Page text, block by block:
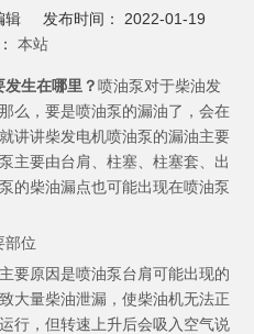
辑 发布时间： 2022-01-19
本站
生在哪里？喷油泵对于柴油发
么，要是喷油泵的漏油了，会在
讲讲柴发电机喷油泵的漏油主要
主要由台肩、柱塞、柱塞套、出
的柴油漏点也可能出现在喷油泵
位
原因是喷油泵台肩可能出现的
大量柴油泄漏，使柴油机无法正
行，但转速上升后会吸入空气说